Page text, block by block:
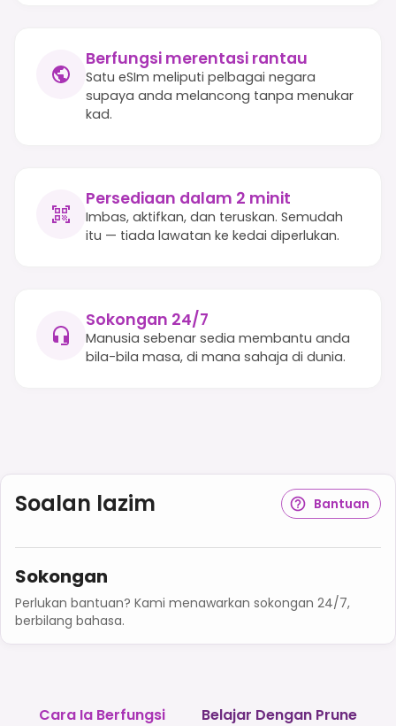
Berfungsi merentasi rantau
Satu eSIm meliputi pelbagai negara
supaya anda melancong tanpa menukar
kad.
Persediaan dalam 2 minit
Imbas, aktifkan, dan teruskan. Semudah
itu — tiada lawatan ke kedai diperlukan.
Sokongan 24/7
Manusia sebenar sedia membantu anda
bila-bila masa, di mana sahaja di dunia.
Soalan lazim Bantuan
Sokongan
Perlukan bantuan? Kami menawarkan sokongan 24/7,
berbilang bahasa.
Cara Ia Berfungsi Belajar Dengan Prune